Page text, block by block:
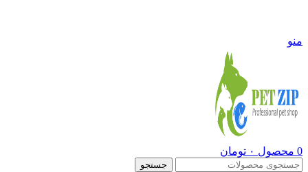
منو
0 محصول ۰ تومان
جستجو